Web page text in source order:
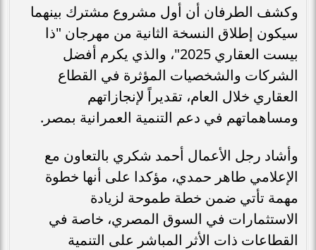
وكشف الطرفان أن أول مشروع مشترك بينهما
سيكون إطلاق النسخة الثانية من مهرجان "ذا
بيست العقاري 2025"، والذي يكرم أفضل
الشركات والشخصيات المؤثرة في القطاع
العقاري خلال العام، تقديراً لإنجازاتهم
ومساهماتهم في دعم التنمية العمرانية بمصر.
وأشاد رجل الأعمال أحمد شكري بالتعاون مع
الإعلامي طاهر حمدي، مؤكدا على أنها خطوة
مهمة تأتي ضمن خطة طموحة لزيادة
الاستثمارات في السوق المصري، خاصة في
القطاعات ذات الأثر المباشر على التنمية